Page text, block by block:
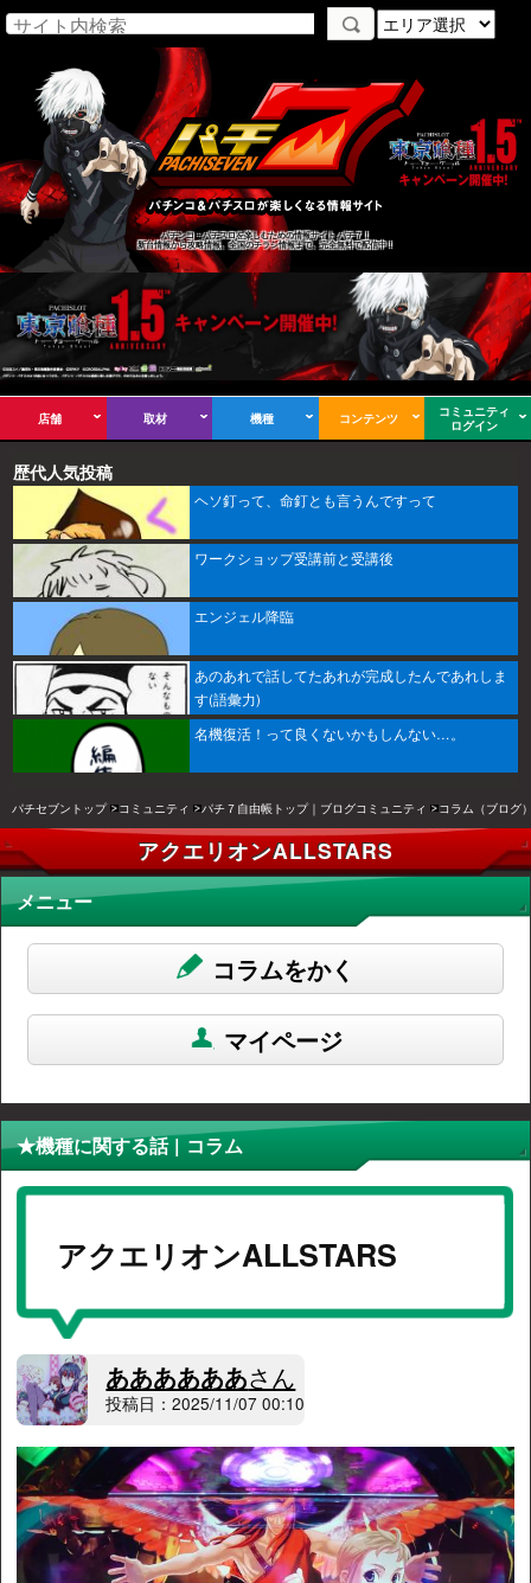
パチンコ・パチスロを楽しむための情報サイト パチ７！
新台情報から攻略情報、全国のチラシ情報まで、完全無料で配信中！
店舗 取材 機種 コンテンツ
コミュニティ
ログイン
歴代人気投稿
ヘソ釘って、命釘とも言うんですって
ワークショップ受講前と受講後
エンジェル降臨
あのあれで話してたあれが完成したんであれしま
す(語彙力)
名機復活！って良くないかもしんない…。
パチセブントップ コミュニティ パチ７自由帳トップ｜ブログコミュニティ コラム（ブログ
アクエリオンALLSTARS
メニュー
コラムをかく
マイページ
★機種に関する話 | コラム
アクエリオンALLSTARS
ああああああさん
投稿日：2025/11/07 00:10